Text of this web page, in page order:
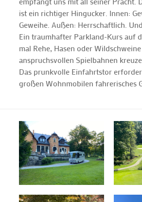
ist ein richtiger Hingucker. Innen:
Geweihe. Außen: Herrschaftlich.
Ein traumhafter Parkland-Kurs auf
mal Rehe, Hasen oder
anspruchsvollen Spielbahnen
Das prunkvolle Einfahrtstor
großen Wohnmobilen fahrerisches